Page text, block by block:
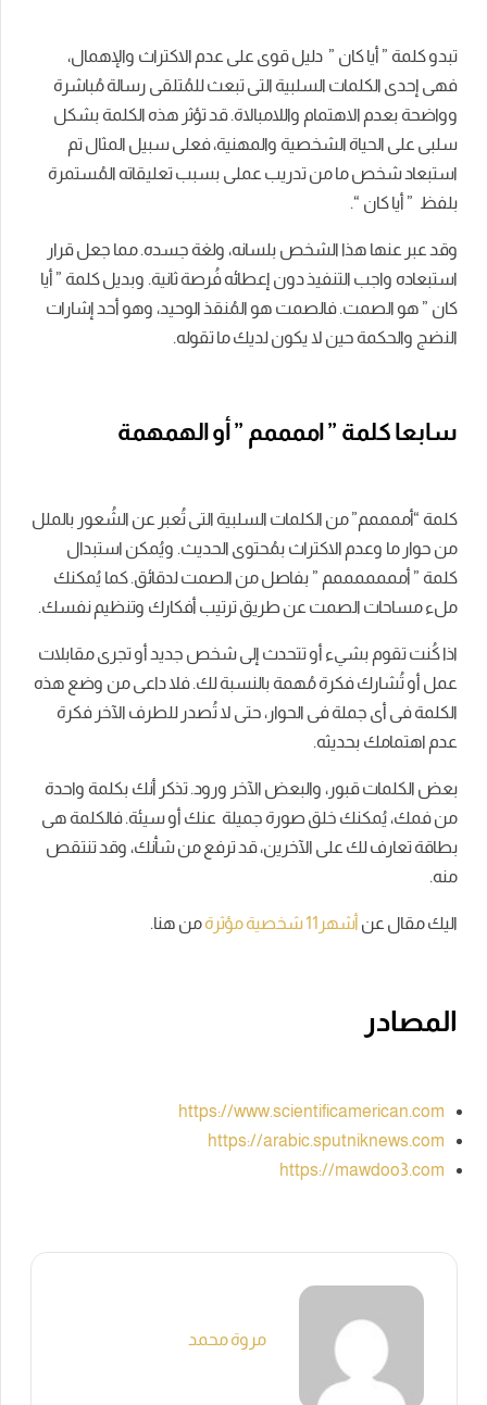
تبدو كلمة ” أيا كان ” دليل قوى على عدم الاكتراث والإهمال،
فهى إحدى الكلمات السلبية التى تبعث للمُتلقى رسالة مُباشرة
وواضحة بعدم الاهتمام واللامبالاة. قد تؤثر هذه الكلمة بشكل
سلبى على الحياة الشخصية والمهنية، فعلى سبيل المثال تم
استبعاد شخص ما من تدريب عملى بسبب تعليقاته المُستمرة
بلفظ ” أيا كان “.
وقد عبر عنها هذا الشخص بلسانه، ولغة جسده. مما جعل قرار
استبعاده واجب التنفيذ دون إعطائه فُرصة ثانية. وبديل كلمة ” أيا
كان ” هو الصمت. فالصمت هو المُنقذ الوحيد، وهو أحد إشارات
النضج والحكمة حين لا يكون لديك ما تقوله.
سابعا كلمة ” اممممم ” أو الهمهمة
كلمة “أممممم” من الكلمات السلبية التى تُعبر عن الشُعور بالملل
من حوار ما وعدم الاكتراث بمُحتوى الحديث. ويُمكن استبدال
كلمة ” أمممممممم ” بفاصل من الصمت لدقائق. كما يُمكنك
ملء مساحات الصمت عن طريق ترتيب أفكارك وتنظيم نفسك.
اذا كُنت تقوم بشيء أو تتحدث إلى شخص جديد أو تجرى مقابلات
عمل أو تُشارك فكرة مُهمة بالنسبة لك. فلا داعى من وضع هذه
الكلمة فى أى جملة فى الحوار، حتى لا تُصدر للطرف الآخر فكرة
عدم اهتمامك بحديثه.
بعض الكلمات قبور، والبعض الآخر ورود. تذكر أنك بكلمة واحدة
من فمك، يُمكنك خلق صورة جميلة عنك أو سيئة. فالكلمة هى
بطاقة تعارف لك على الآخرين، قد ترفع من شأنك، وقد تنتقص
منه.
اليك مقال عن أشهر11 شخصية مؤثرة من هنا.
المصادر
https://www.scientificamerican.com
https://arabic.sputniknews.com
https://mawdoo3.com
مروة محمد